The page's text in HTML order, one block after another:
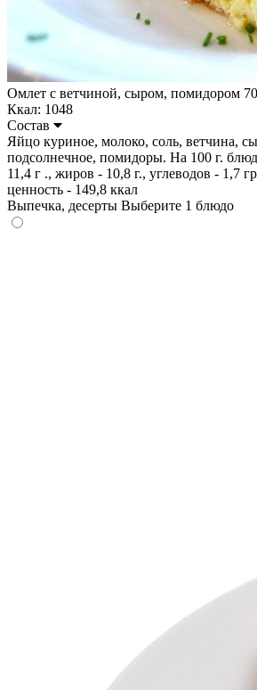
Омлет с ветчиной, сыром, помидором
Ккал: 1048
Состав
Яйцо куриное, молоко, соль, ветчина,
подсолнечное, помидоры. На 100 г.
11,4 г ., жиров - 10,8 г., углеводов - 1,7
ценность - 149,8 ккал
Выпечка, десерты Выберите 1 блюдо